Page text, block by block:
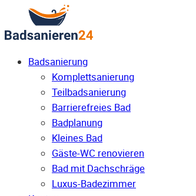
Badsanierung
Komplettsanierung
Teilbadsanierung
Barrierefreies Bad
Badplanung
Kleines Bad
Gäste-WC renovieren
Bad mit Dachschräge
Luxus-Badezimmer